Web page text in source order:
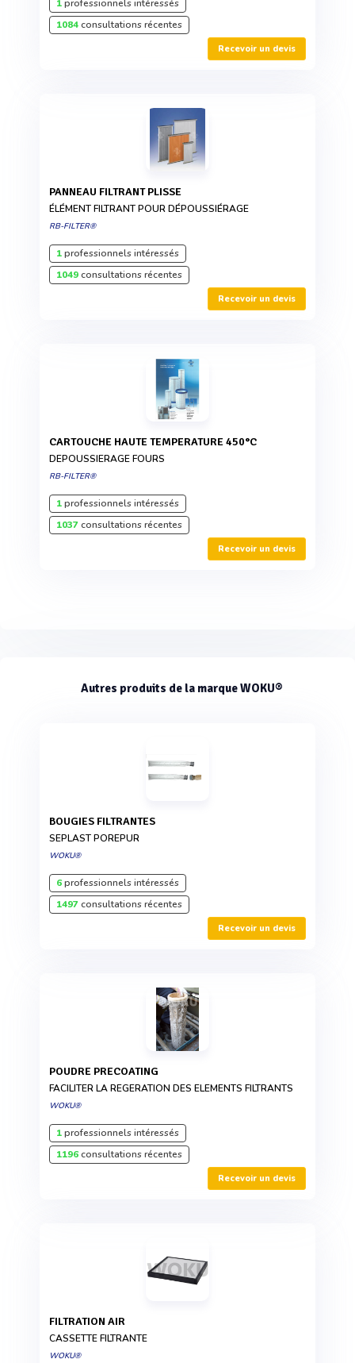
1professionnels intéressés
1084consultations récentes
Recevoir un devis
PANNEAU FILTRANT PLISSE
ÉLÉMENT FILTRANT POUR DÉPOUSSIÉRAGE
RB-FILTER®
1professionnels intéressés
1049consultations récentes
Recevoir un devis
CARTOUCHE HAUTE TEMPERATURE 450°C
DEPOUSSIERAGE FOURS
RB-FILTER®
1professionnels intéressés
1037consultations récentes
Recevoir un devis
Autres produits de la marque WOKU®
BOUGIES FILTRANTES
SEPLAST POREPUR
WOKU®
6professionnels intéressés
1497consultations récentes
Recevoir un devis
POUDRE PRECOATING
FACILITER LA REGERATION DES ELEMENTS FILTRANTS
WOKU®
1professionnels intéressés
1196consultations récentes
Recevoir un devis
FILTRATION AIR
CASSETTE FILTRANTE
WOKU®